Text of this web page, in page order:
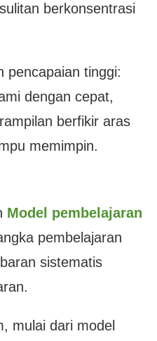
berkonsentrasi
pencapaian tinggi:
dengan cepat,
berfikir aras
memimpin.
Model pembelajaran
pembelajaran
sistematis
mulai dari model